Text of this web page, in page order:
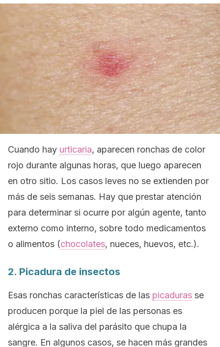
Cuando hay urticaria, aparecen ronchas de color
rojo durante algunas horas, que luego aparecen
en otro sitio. Los casos leves no se extienden por
más de seis semanas. Hay que prestar atención
para determinar si ocurre por algún agente, tanto
externo como interno, sobre todo medicamentos
o alimentos (chocolates, nueces, huevos, etc.).
2. Picadura de insectos
Esas ronchas características de las picaduras se
producen porque la piel de las personas es
alérgica a la saliva del parásito que chupa la
sangre. En algunos casos, se hacen más grandes